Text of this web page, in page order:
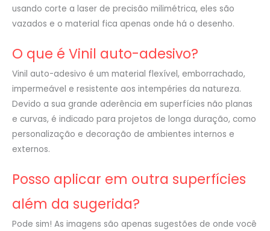
usando corte a laser de precisão milimétrica, eles são
vazados e o material fica apenas onde há o desenho.
O que é Vinil auto-adesivo?
Vinil auto-adesivo é um material flexível, emborrachado,
impermeável e resistente aos intempéries da natureza.
Devido a sua grande aderência em superfícies não planas
e curvas, é indicado para projetos de longa duração, como
personalização e decoração de ambientes internos e
externos.
Posso aplicar em outra superfícies
além da sugerida?
Pode sim! As imagens são apenas sugestões de onde você